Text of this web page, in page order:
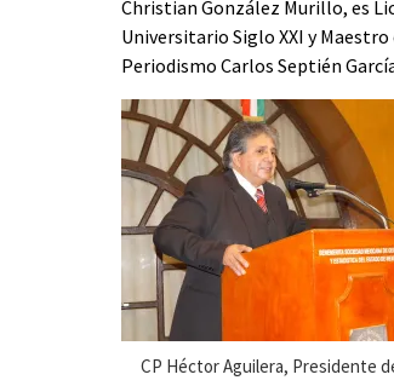
Christian González Murillo, es
Universitario Siglo XXI y
Periodismo Carlos Septién
CP Héctor Aguilera, Presidente